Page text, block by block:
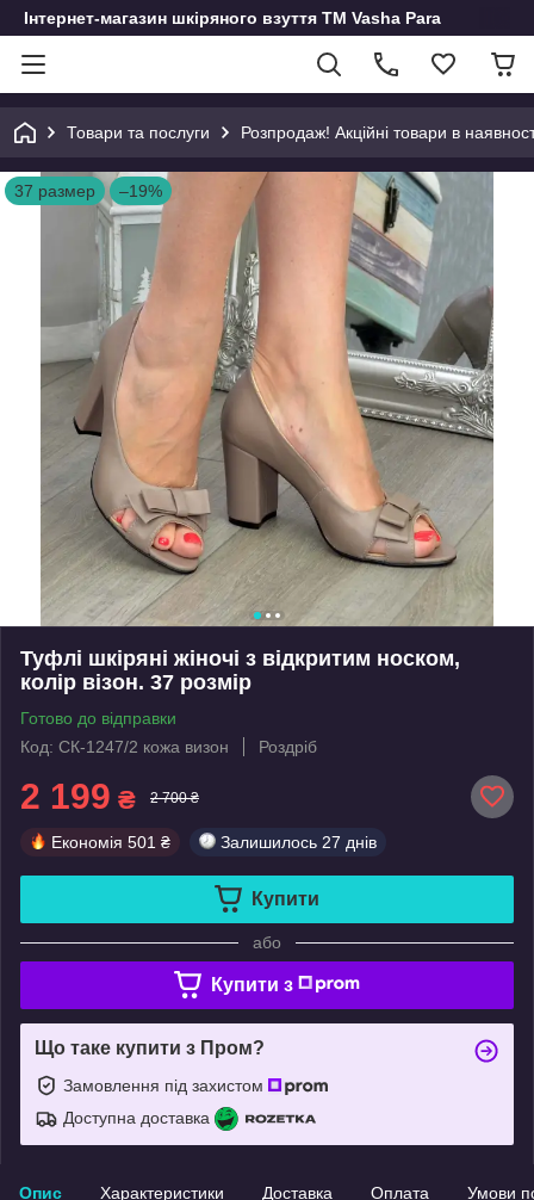
Інтернет-магазин шкіряного взуття ТМ Vasha Para
Товари та послуги Розпродаж! Акційні товари в
37 размер –19%
Туфлі шкіряні жіночі з відкритим носком,
колір візон. 37 розмір
Готово до відправки
Код: СК-1247/2 кожа визон
Роздріб
2 199 ₴ 2 700 ₴
Економія 501 ₴ Залишилось 27 днів
Купити
або
Купити з
Що таке купити з Пром?
Замовлення під захистом
Доступна доставка
Опис Характеристики Доставка Оплата Умови